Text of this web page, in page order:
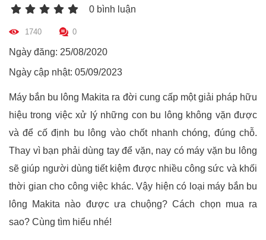
0 bình luận
1740 0
Ngày đăng: 25/08/2020
Ngày cập nhật: 05/09/2023
Máy bắn bu lông Makita ra đời cung cấp một giải pháp hữu
hiệu trong việc xử lý những con bu lông không vặn được
và để cố định bu lông vào chốt nhanh chóng, đúng chỗ.
Thay vì bạn phải dùng tay để vặn, nay có máy vặn bu lông
sẽ giúp người dùng tiết kiệm được nhiều công sức và khối
thời gian cho công việc khác. Vậy hiện có loại máy bắn bu
lông Makita nào được ưa chuộng? Cách chọn mua ra
sao? Cùng tìm hiểu nhé!